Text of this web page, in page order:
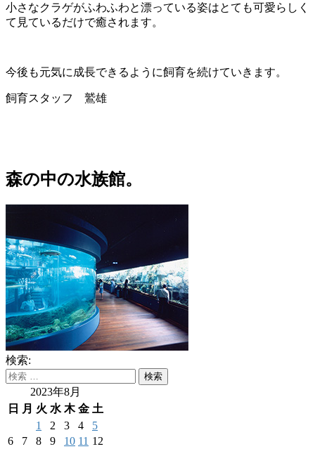
小さなクラゲがふわふわと漂っている姿はとても可愛らしく
て見ているだけで癒されます。
今後も元気に成長できるように飼育を続けていきます。
飼育スタッフ 鷲雄
森の中の水族館。
検索:
2023年8月
日
月 火 水 木 金 土
1 2 3 4
5
6
7 8 9 10 11 12